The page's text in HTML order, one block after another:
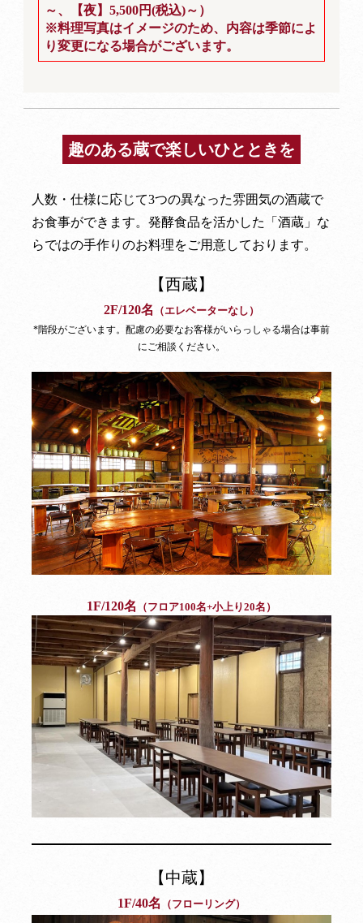
～、【夜】5,500円(税込)～）
※料理写真はイメージのため、内容は季節によ
り変更になる場合がございます。
趣のある蔵で楽しいひとときを
人数・仕様に応じて3つの異なった雰囲気の酒蔵で
お食事ができます。発酵食品を活かした「酒蔵」な
らではの手作りのお料理をご用意しております。
【西蔵】
2F/120名
（エレベーターなし）
*階段がございます。配慮の必要なお客様がいらっしゃる場合は事前
にご相談ください。
1F/120名 （フロア100名+小上り20名）
【中蔵】
1F/40名 （フローリング）